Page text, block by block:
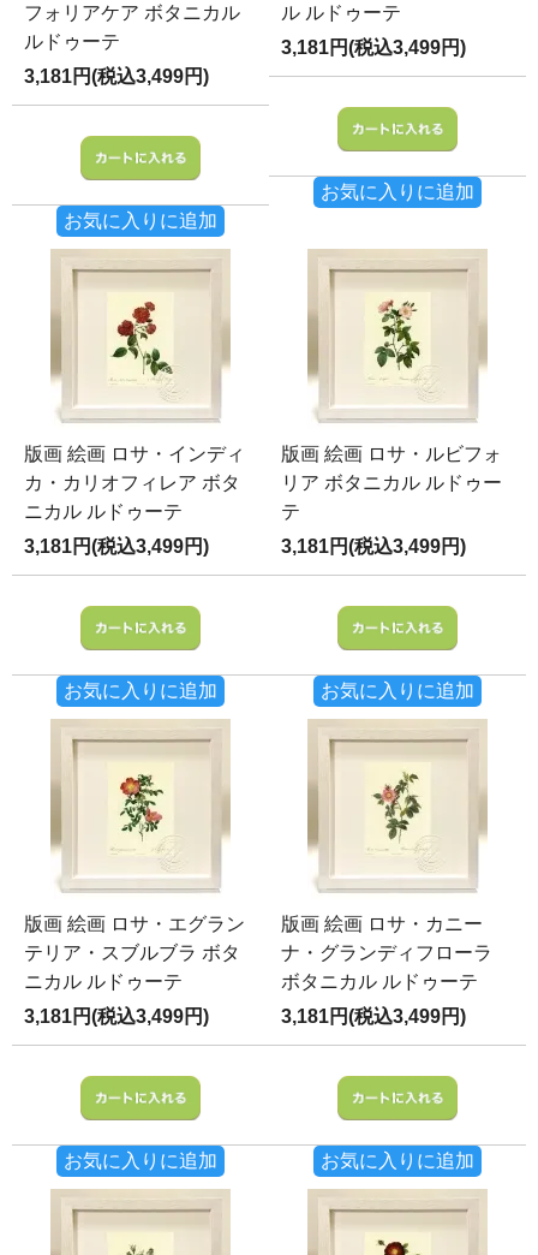
フォリアケア ボタニカル
ルドゥーテ
3,181円(税込3,499円)
お気に入りに追加
ル ルドゥーテ
3,181円(税込3,499円)
お気に入りに追加
版画 絵画 ロサ・インディ
カ・カリオフィレア ボタ
ニカル ルドゥーテ
3,181円(税込3,499円)
お気に入りに追加
版画 絵画 ロサ・ルビフォ
リア ボタニカル ルドゥー
テ
3,181円(税込3,499円)
お気に入りに追加
版画 絵画 ロサ・エグラン
テリア・スブルブラ ボタ
ニカル ルドゥーテ
3,181円(税込3,499円)
お気に入りに追加
版画 絵画 ロサ・カニー
ナ・グランディフローラ
ボタニカル ルドゥーテ
3,181円(税込3,499円)
お気に入りに追加